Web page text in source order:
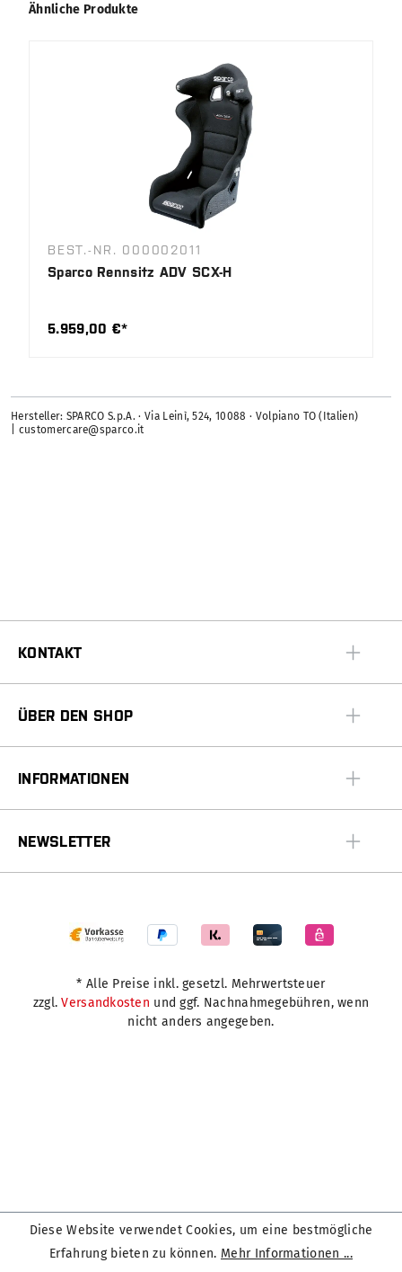
Produktgalerie überspringen
Ähnliche Produkte
BEST.-NR. 000002011
Sparco Rennsitz ADV SCX-H
5.959,00 €*
Hersteller: SPARCO S.p.A. · Via Leinì, 524, 10088 · Volpiano TO (Italien)
| customercare@sparco.it
KONTAKT
ÜBER DEN SHOP
INFORMATIONEN
NEWSLETTER
* Alle Preise inkl. gesetzl. Mehrwertsteuer
zzgl.Versandkosten und ggf. Nachnahmegebühren, wenn
nicht anders angegeben.
Diese Website verwendet Cookies, um eine bestmögliche
Erfahrung bieten zu können. Mehr Informationen ...